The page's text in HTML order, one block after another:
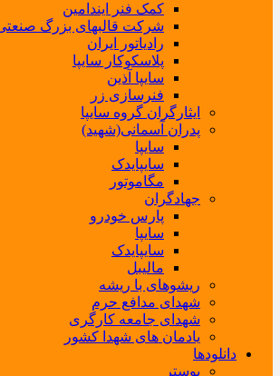
کمک فنر ایندامین
شرکت قالبهای بزرگ
رادیاتور ایران
پلاسکوکار سایپا
سایپا آذین
فنرسازی زر
ایثارگران گروه سایپا
پدران آسمانی(شهید)
سایپا
سایپایدک
مگاموتور
جهادگران
پارس خودرو
سایپا
سایپایدک
مالیبل
ریشوهای با ریشه
شهدای مدافع حرم
شهدای جامعه کارگری
یادمان های شهدا کشور
دانلودها
پوستر